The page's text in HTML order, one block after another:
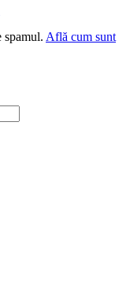
spamul. Află cum sunt